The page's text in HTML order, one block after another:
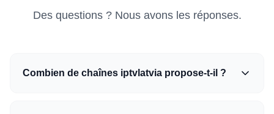
Des questions ? Nous avons les réponses.
Combien de chaînes iptvlatvia propose-t-il ?